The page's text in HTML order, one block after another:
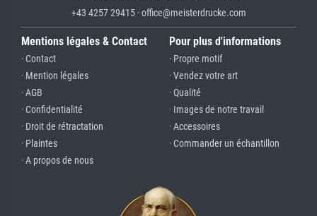
+43 4257 29415 · office@meisterdrucke.com
Mentions légales & Contact
· Contact
· Mention légales
· AGB
· Confidentialité
· Droit de rétractation
· Plaintes
· A propos de nous
Pour plus d'informations
· Propre motif
· Vendez votre art
· Qualité
· Images de notre travail
· Accessoires
· Commander un échantillon